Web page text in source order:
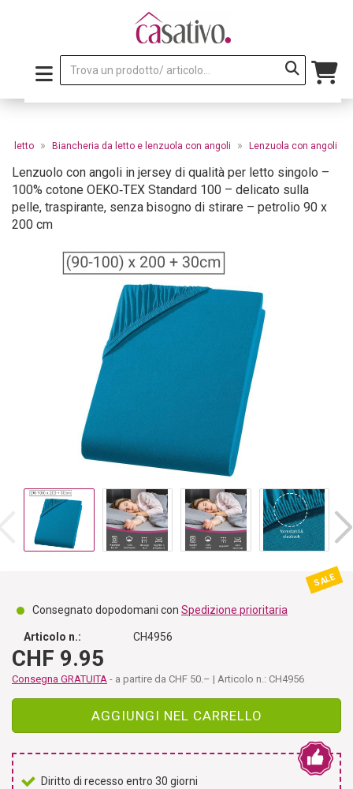
letto » Biancheria da letto e lenzuola con angoli » Lenzuola con angoli
Lenzuolo con angoli in jersey di qualità per letto singolo –
100% cotone OEKO‑TEX Standard 100 – delicato sulla
pelle, traspirante, senza bisogno di stirare – petrolio 90 x
200 cm
SALE
Consegnato dopodomani con Spedizione prioritaria
Articolo n.: CH4956
CHF 9.95
Consegna GRATUITA - a partire da CHF 50.– | Articolo n.: CH4956
AGGIUNGI NEL CARRELLO
Diritto di recesso entro 30 giorni